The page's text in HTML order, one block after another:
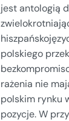
jest antologią
polskiego
rażenia nie
polskim rynku
pozycje. W